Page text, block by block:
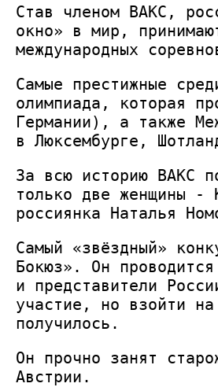
Став членом ВАКС,
окно» в мир,
международных
Самые престижные
олимпиада, которая
Германии), а также
в Люксембурге,
За всю историю ВАКС
только две женщины -
россиянка Наталья
Самый «звёздный»
Бокюз». Он
и представители
участие, но взойти
получилось.
Он прочно занят
Австрии.